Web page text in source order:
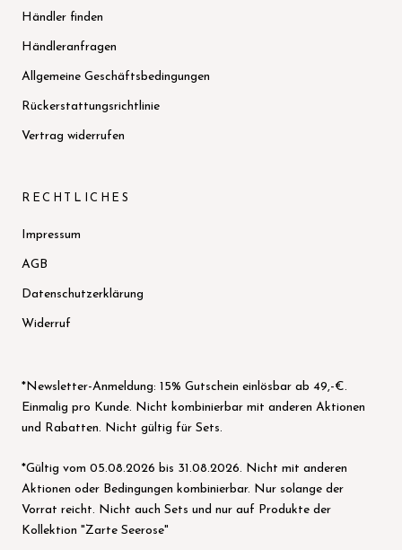
Händler finden
Händleranfragen
Allgemeine Geschäftsbedingungen
Rückerstattungsrichtlinie
Vertrag widerrufen
RECHTLICHES
Impressum
AGB
Datenschutzerklärung
Widerruf
*Newsletter-Anmeldung: 15% Gutschein einlösbar ab 49,-€.
Einmalig pro Kunde. Nicht kombinierbar mit anderen Aktionen
und Rabatten. Nicht gültig für Sets.
*Gültig vom 05.08.2026 bis 31.08.2026. Nicht mit anderen
Aktionen oder Bedingungen kombinierbar. Nur solange der
Vorrat reicht. Nicht auch Sets und nur auf Produkte der
Kollektion "Zarte Seerose"